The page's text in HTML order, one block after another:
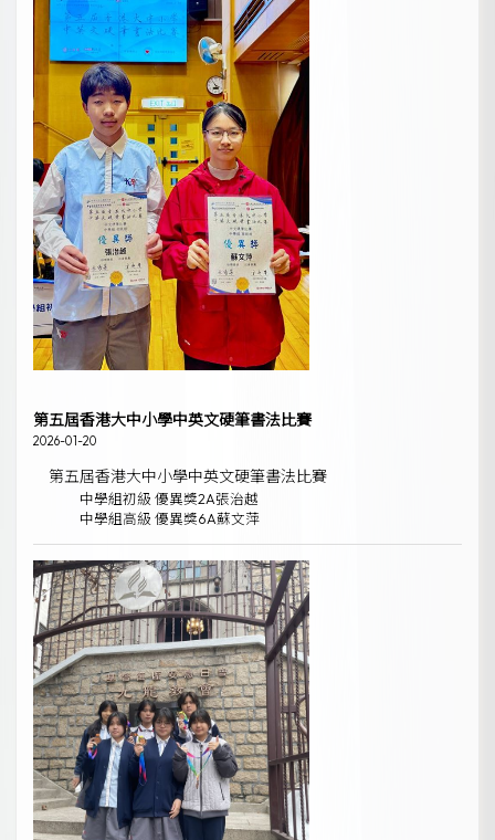
第五屆香港大中小學中英文硬筆書法比賽
2026-01-20
第五屆香港大中小學中英文硬筆書法比賽
中學組初級 優異獎2A張治越
中學組高級 優異獎6A蘇文萍